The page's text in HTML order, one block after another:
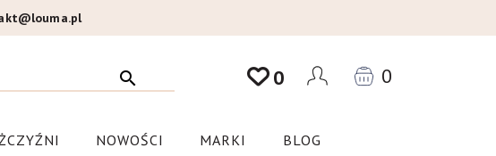
0 0
NOWOŚCI MARKI BLOG